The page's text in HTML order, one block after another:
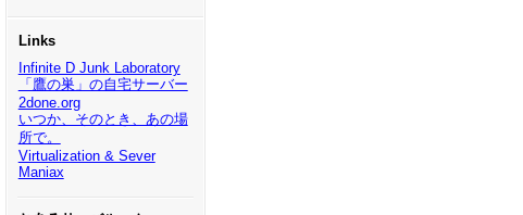
Links
Infinite D Junk Laboratory
「鷹の巣」の自宅サーバー
2done.org
いつか、そのとき、あの場
所で。
Virtualization & Sever
Maniax